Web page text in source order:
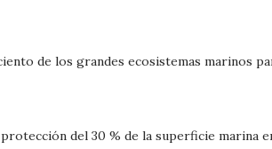
de los grandes ecosistemas marinos
del 30 % de la superficie marina